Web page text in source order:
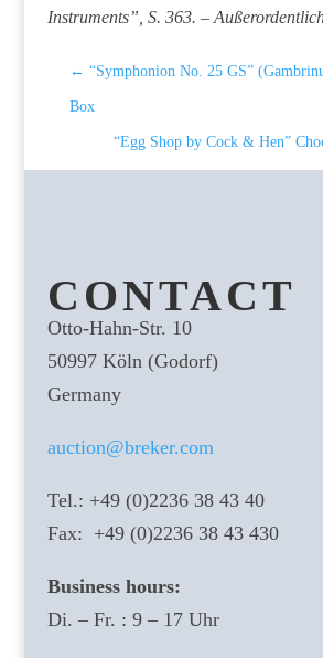
Instruments”, S. 363. –
← “Symphonion No. 25 GS”
Box
“Egg Shop by Cock & Hen”
CONTACT
Otto-Hahn-Str. 10
50997 Köln (Godorf)
Germany
auction@breker.com
Tel.: +49 (0)2236 38 43 40
Fax: +49 (0)2236 38 43 430
Business hours:
Di. – Fr. : 9 – 17 Uhr